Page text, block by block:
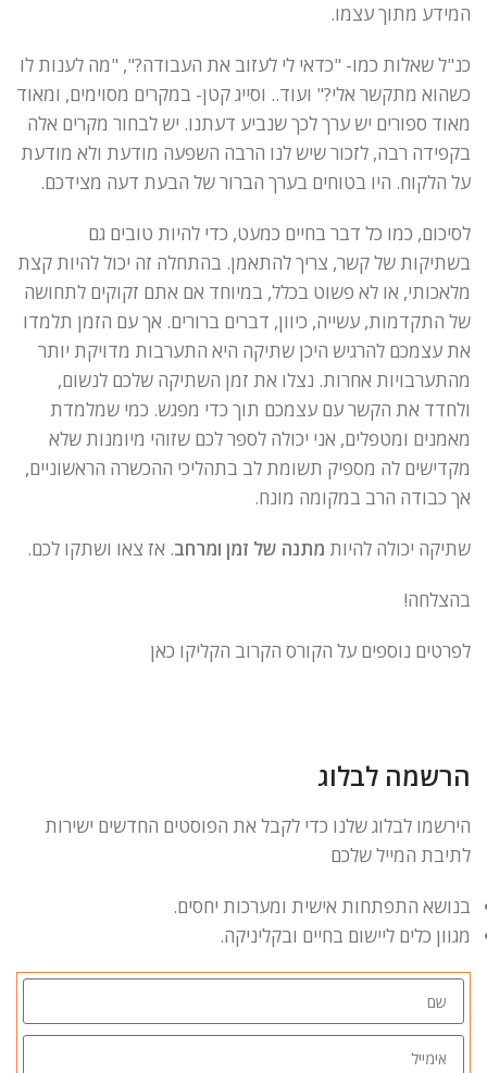
המידע מתוך עצמו.
כנ"ל שאלות כמו- "כדאי לי לעזוב את העבודה?", "מה לענות לו
כשהוא מתקשר אלי?" ועוד.. וסייג קטן- במקרים מסוימים, ומאוד
מאוד ספורים יש ערך לכך שנביע דעתנו. יש לבחור מקרים אלה
בקפידה רבה, לזכור שיש לנו הרבה השפעה מודעת ולא מודעת
על הלקוח. היו בטוחים בערך הברור של הבעת דעה מצידכם.
לסיכום, כמו כל דבר בחיים כמעט, כדי להיות טובים גם
בשתיקות של קשר, צריך להתאמן. בהתחלה זה יכול להיות קצת
מלאכותי, או לא פשוט בכלל, במיוחד אם אתם זקוקים לתחושה
של התקדמות, עשייה, כיוון, דברים ברורים. אך עם הזמן תלמדו
את עצמכם להרגיש היכן שתיקה היא התערבות מדויקת יותר
מהתערבויות אחרות. נצלו את זמן השתיקה שלכם לנשום,
ולחדד את הקשר עם עצמכם תוך כדי מפגש. כמי שמלמדת
מאמנים ומטפלים, אני יכולה לספר לכם שזוהי מיומנות שלא
מקדישים לה מספיק תשומת לב בתהליכי ההכשרה הראשוניים,
אך כבודה הרב במקומה מונח.
שתיקה יכולה להיות מתנה של זמן ומרחב. אז צאו ושתקו לכם.
בהצלחה!
לפרטים נוספים על הקורס הקרוב הקליקו כאן
הרשמה לבלוג
הירשמו לבלוג שלנו כדי לקבל את הפוסטים החדשים ישירות
לתיבת המייל שלכם
בנושא התפתחות אישית ומערכות יחסים.
מגוון כלים ליישום בחיים ובקליניקה.